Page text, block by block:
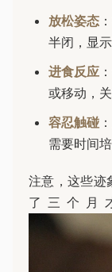
放松姿态
半闭，显示
进食反应
或移动，
容忍触碰
需要时间培
注意，这些迹
了三个月